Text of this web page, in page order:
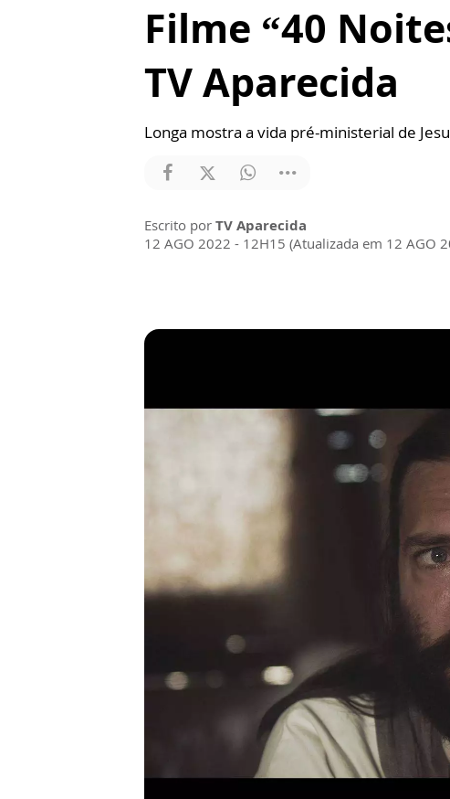
Filme “40
TV Aparecida
Longa mostra a vida pré-ministerial de
Escrito por TV Aparecida
12 AGO 2022 - 12H15 (Atualizada em 12 AGO